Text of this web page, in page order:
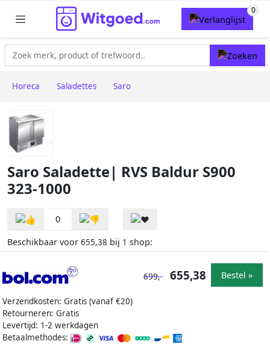
Horeca Saladettes Saro
Saro Saladette| RVS Baldur S900
323-1000
0
Beschikbaar voor 655,38 bij 1 shop:
Verzendkosten: Gratis (vanaf €20)
Retourneren: Gratis
Levertijd: 1-2 werkdagen
Betaalmethodes:
699,- 655,38 Bestel »